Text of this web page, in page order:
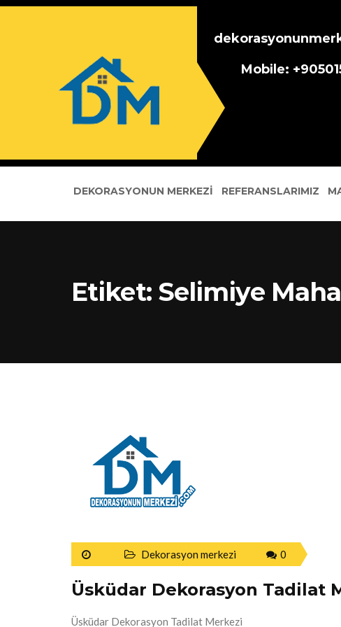
Mobile:
DEKORASYONUN MERKEZI REFERANSLARIMIZ
Etiket: Selimiye
Dekorasyon merkezi 0
Üsküdar Dekorasyon Tadilat
Üsküdar Dekorasyon Tadilat Merkezi